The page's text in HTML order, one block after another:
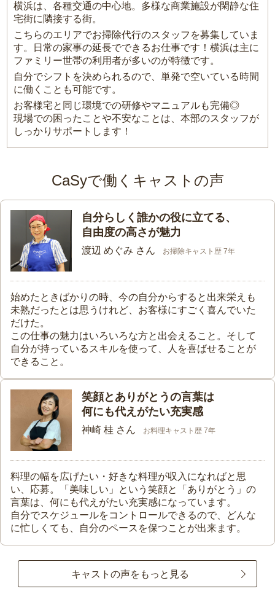
横浜は、各種交通の中心地。多様な商業施設が閑静な住
宅街に隣接する街。
こちらのエリアでお掃除代行のスタッフを募集していま
す。日常の家事の延長でできるお仕事です！横浜は主に
ファミリー世帯の利用者が多いのが特徴です。
自分でシフトを決められるので、単発で空いている時間
に働くことも可能です。
お客様宅と同じ環境での研修やマニュアルも完備◎
現場での困ったことや不安なことは、本部のスタッフが
しっかりサポートします！
CaSyで働くキャストの声
自分らしく誰かの役に立てる、
自由度の高さが魅力
渡辺 めぐみ さん お掃除キャスト歴 7年
始めたときばかりの時、今の自分からすると出来栄えも
未熟だったとは思うけれど、お客様にすごく喜んでいた
だけた。
この仕事の魅力はいろいろな方と出会えること。そして
自分が持っているスキルを使って、人を喜ばせることが
できること。
笑顔とありがとうの言葉は
何にも代えがたい充実感
神崎 桂 さん お料理キャスト歴 7年
料理の幅を広げたい・好きな料理が収入になればと思
い、応募。「美味しい」という笑顔と「ありがとう」の
言葉は、何にも代えがたい充実感になっています。
自分でスケジュールをコントロールできるので、どんな
に忙しくても、自分のペースを保つことが出来ます。
キャストの声をもっと見る